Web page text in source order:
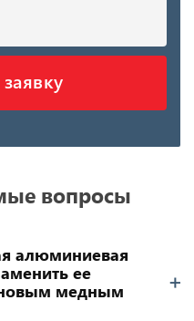
вопросы
алюминиевая
ее
новым медным